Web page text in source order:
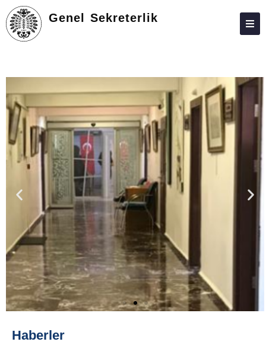
Genel Sekreterlik
KVKK
GIZLILIK POLITIKASI
WEB KILAVUZU
Haberler